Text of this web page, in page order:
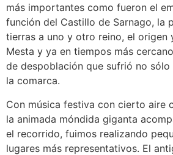
más importantes como fueron el
función del Castillo de Sarnago, la
tierras a uno y otro reino, el origen
Mesta y ya en tiempos más
de despoblación que sufrió no
la comarca.
Con música festiva con cierto aire
la animada móndida giganta
el recorrido, fuimos realizando
lugares más representativos. El